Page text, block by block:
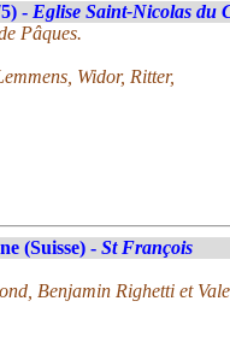
- Eglise Saint-Nicolas du
Pâques.
Widor, Ritter,
(Suisse) - St François
Benjamin Righetti et